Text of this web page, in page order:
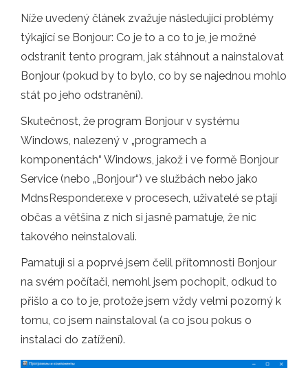
Níže uvedený článek zvažuje následující problémy
týkající se Bonjour: Co je to a co to je, je možné
odstranit tento program, jak stáhnout a nainstalovat
Bonjour (pokud by to bylo, co by se najednou mohlo
stát po jeho odstranění).
Skutečnost, že program Bonjour v systému
Windows, nalezený v „programech a
komponentách“ Windows, jakož i ve formě Bonjour
Service (nebo „Bonjour“) ve službách nebo jako
MdnsResponder.exe v procesech, uživatelé se ptají
občas a většina z nich si jasně pamatuje, že nic
takového neinstalovali.
Pamatuji si a poprvé jsem čelil přítomnosti Bonjour
na svém počítači, nemohl jsem pochopit, odkud to
přišlo a co to je, protože jsem vždy velmi pozorný k
tomu, co jsem nainstaloval (a co jsou pokus o
instalaci do zatížení).